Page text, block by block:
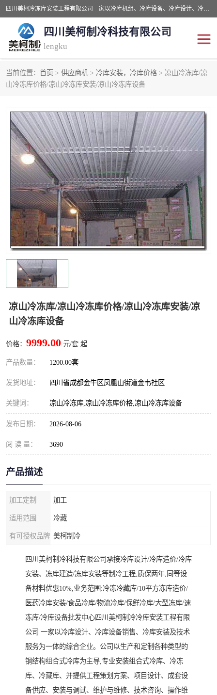
四川美柯冷冻库安装工程有限公司一家以冷库机组、冷库设备、冷库设计、冷冻库设备销售、冷库安装、冻库安装价格及技术服务为一体的综合企业，咨询热线：同等设备材料优惠10% 。公司各种类型安装组合式冷库、冷冻库、冷藏库、气调保鲜库、并提供成套设备供应、安装与调试、维护与维修、技术咨询、操作维修人员技术培训等
四川美柯制冷科技有限公司
lengku
当前位置： 首页 > 供应商机 > 冷库安装，冷库价格 > 凉山冷冻库/凉
山冷冻库价格/凉山冷冻库安装/凉山冷冻库设备
凉山冷冻库/凉山冷冻库价格/凉山冷冻库安装/凉
山冷冻库设备
价格： 9999.00 元/套 起
产品数量： 1200.00套
发货地址： 四川省成都金牛区凤凰山街道金韦社区
关键词： 凉山冷冻库,凉山冷冻库价格,凉山冷冻库设备
发布日期： 2026-08-06
阅 读 量： 3690
产品描述
加工定制 加工
适用范围 冷藏
有可授权品牌 美柯制冷
四川美柯制冷科技有限公司承接冷库设计/冷库造价/冷库
安装、冻库建造/冻库安装等制冷工程,质保两年,同等设
备材料优惠10%,业务范围:冷冻冷藏库/10平方冻库造价/
医药冷库安装/食品冷库/物流冷库/保鲜冷库/大型冻库/速
冻库/冷库设备批发中心四川美柯制冷冷库安装工程有限
公司 一家以冷库设计、冷库设备销售、冷库安装及技术
服务为一体的综合企业。公司以生产和定制各种类型的
钢结构组合式冷库为主导,专业安装组合式冷库、冷冻
库、冷藏库、并提供工程策划方案、项目设计、成套设
备供应、安装与调试、维护与维修、技术咨询、操作维
冷库安装，冷库价格 四川冷库，四川冻库安装
德阳冻库安装，德阳冷库
价格
广元冻库安装,广元冻库造
价
南充冻库设计,南充冻库安
装
遂宁冻库
资阳冻库，资阳冻库安装 泸州冻库，泸州冷库
乐山冻库,乐山保鲜冷库 自贡冻库组装
雅安冷库,雅安冻库 攀枝花冻库
烘干冷链 冻库安装，小型冻库造价
内江冷库，内江冻库
甘孜冻库安装